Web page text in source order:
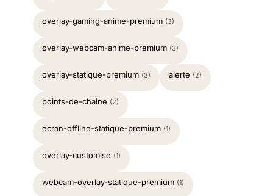
overlay-gaming-anime-premium (3)
overlay-webcam-anime-premium (3)
overlay-statique-premium (3) alerte (2)
points-de-chaine (2)
ecran-offline-statique-premium (1)
overlay-customise (1)
webcam-overlay-statique-premium (1)